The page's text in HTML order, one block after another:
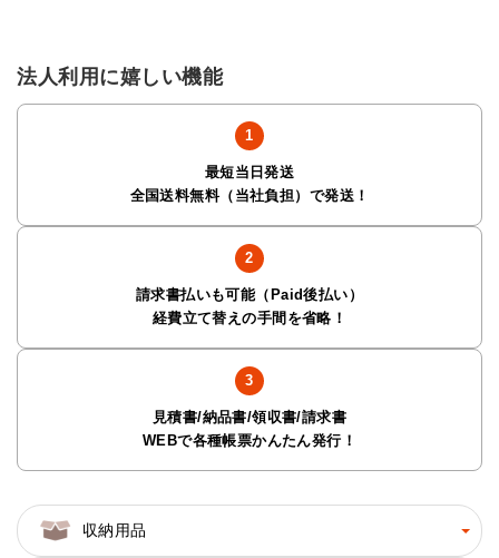
法人利用に嬉しい機能
最短当日発送
全国送料無料（当社負担）で発送！
請求書払いも可能（Paid後払い）
経費立て替えの手間を省略！
見積書/納品書/領収書/請求書
WEBで各種帳票かんたん発行！
収納用品